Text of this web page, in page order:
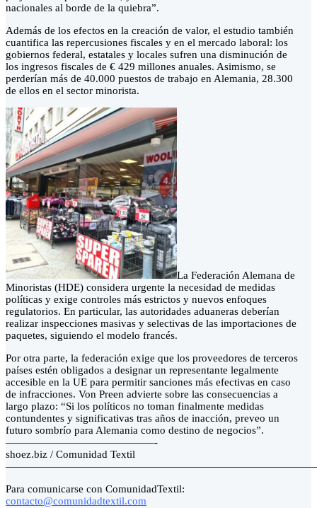
nacionales al borde de la quiebra”.
Además de los efectos en la creación de valor, el estudio también
cuantifica las repercusiones fiscales y en el mercado laboral: los
gobiernos federal, estatales y locales sufren una disminución de
los ingresos fiscales de € 429 millones anuales. Asimismo, se
perderían más de 40.000 puestos de trabajo en Alemania, 28.300
de ellos en el sector minorista.
La Federación Alemana de
Minoristas (HDE) considera urgente la necesidad de medidas
políticas y exige controles más estrictos y nuevos enfoques
regulatorios. En particular, las autoridades aduaneras deberían
realizar inspecciones masivas y selectivas de las importaciones de
paquetes, siguiendo el modelo francés.
Por otra parte, la federación exige que los proveedores de terceros
países estén obligados a designar un representante legalmente
accesible en la UE para permitir sanciones más efectivas en caso
de infracciones. Von Preen advierte sobre las consecuencias a
largo plazo: “Si los políticos no toman finalmente medidas
contundentes y significativas tras años de inacción, preveo un
futuro sombrío para Alemania como destino de negocios”.
——————————————-
shoez.biz / Comunidad Textil
Para comunicarse con ComunidadTextil:
contacto@comunidadtextil.com